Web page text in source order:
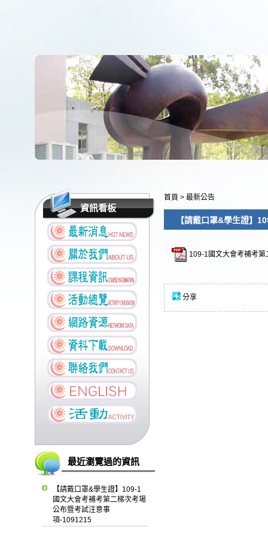
資訊看板
最近瀏覽過的資訊
【請戴口罩&學生證】109-1
國文大會考補考第二梯次考場
公布暨考試注意事
項-1091215
首頁 > 最新公告
【請戴口罩&學生證】
109-1國文大會考補考
分享